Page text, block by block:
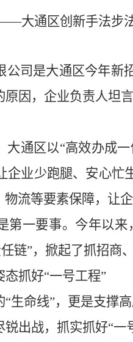
大通区创新手法步
公司是大通区今年新
因，企业负责人坦言
大通区以“高效办成
企业少跑腿、安心
流等要素保障，让企
第一要事。今年以
链”，掀起了抓招商
态抓好“一号工程”
“生命线”，更是支撑
锐出战，抓实抓好“一